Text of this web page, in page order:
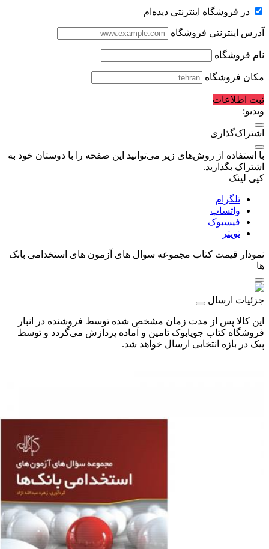
در فروشگاه اینترنتی دیده‌ام
آدرس اینترنتی فروشگاه
نام فروشگاه
مکان فروشگاه
ثبت اطلاعات
ویدیو:
اشتراک‌گذاری
با استفاده از روش‌های زیر می‌توانید این صفحه را با دوستان خود به
اشتراک بگذارید.
کپی لینک
تلگرام
واتساپ
فیسبوک
تویتر
نمودار قیمت کتاب مجموعه سوال های آزمون های استخدامی بانک
ها
جزئیات ارسال
این کالا پس از مدت زمان مشخص شده توسط فروشنده در انبار
فروشگاه کتاب جویابوک تامین و آماده پردازش می‌گردد و توسط
پیک در بازه انتخابی ارسال خواهد شد.